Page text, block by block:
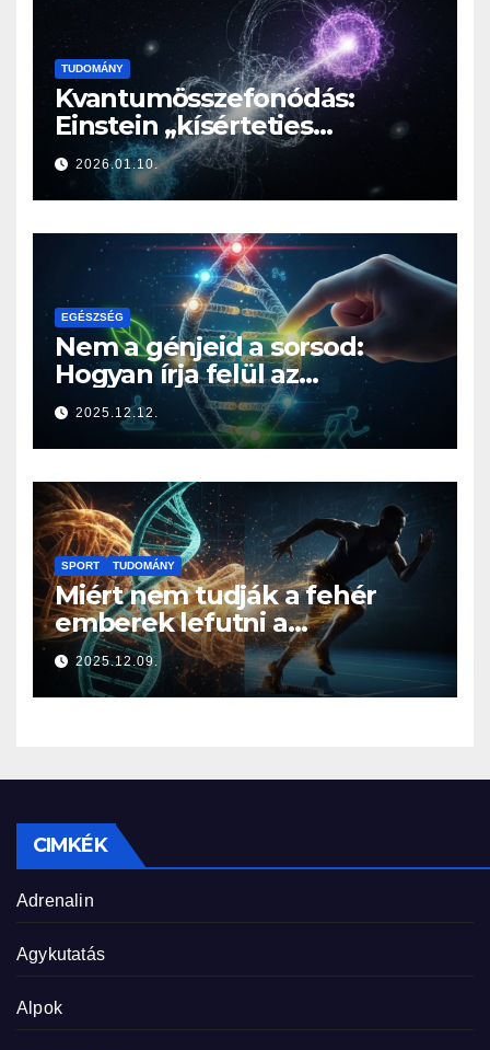
TUDOMÁNY
Kvantumösszefonódás:
Einstein „kísérteties
távolhatása” a valóság
határán
2026.01.10.
EGÉSZSÉG
Nem a génjeid a sorsod:
Hogyan írja felül az
életmódod az örökségedet?
2025.12.12.
SPORT TUDOMÁNY
Miért nem tudják a fehér
emberek lefutni a
jamaicaiakat? A sprintelés
genetikája
2025.12.09.
CIMKÉK
Adrenalin
Agykutatás
Alpok